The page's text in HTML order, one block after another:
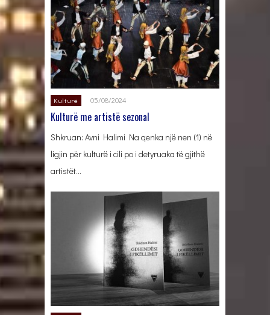
Kulturë 05/08/2024
Kulturë me artistë sezonal
Shkruan: Avni Halimi Na qenka një nen (1) në
ligjin për kulturë i cili po i detyruaka të gjithë
artistët…